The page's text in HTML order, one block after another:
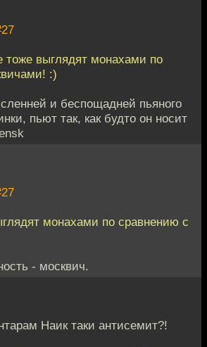
тоже выглядят монахами по
:)
и беспощадней пьяного
пьют так, как будто он носит
монахами по сравнению с
- москвич.
Наик таки антисемит?!